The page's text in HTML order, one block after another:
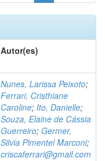
Autor(es)
Nunes, Larissa Peixoto;
Ferrari, Cristhiane
Caroline; Ito, Danielle;
Souza, Elaine de Cássia
Guerreiro; Germer,
Silvia Pimentel Marconi;
criscaferrari@gmail.com